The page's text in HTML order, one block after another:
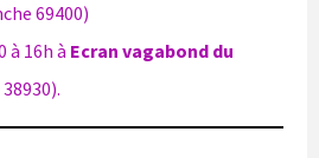
69400)
à 16h à Ecran vagabond du